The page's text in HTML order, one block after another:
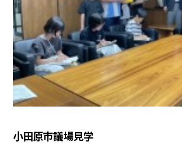
小田原市議場見学